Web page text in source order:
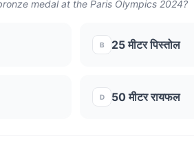
medal at the Paris Olympics 2024?
B 25 मीटर पिस्तोल
D 50 मीटर रायफल